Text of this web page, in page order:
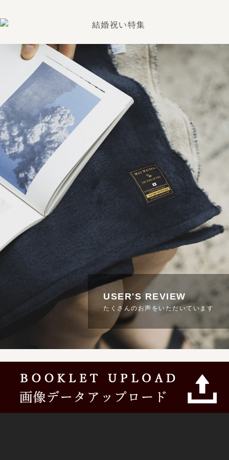
USER'S REVIEW
たくさんのお声をいただいています